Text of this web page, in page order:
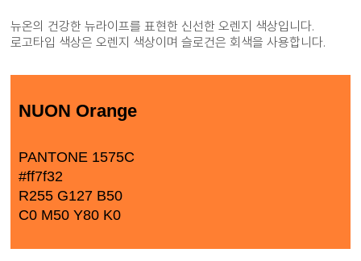
뉴온의 건강한 뉴라이프를 표현한 신선한 오렌지 색상입니다.
로고타입 색상은 오렌지 색상이며 슬로건은 회색을 사용합니다.
NUON Orange
PANTONE 1575C
#ff7f32
R255 G127 B50
C0 M50 Y80 K0